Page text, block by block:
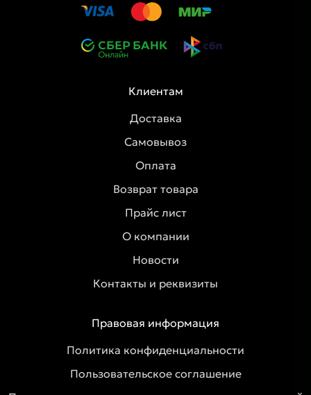
Клиентам
Доставка
Самовывоз
Оплата
Возврат товара
Прайс лист
О компании
Новости
Контакты и реквизиты
Правовая информация
Политика конфиденциальности
Пользовательское соглашение